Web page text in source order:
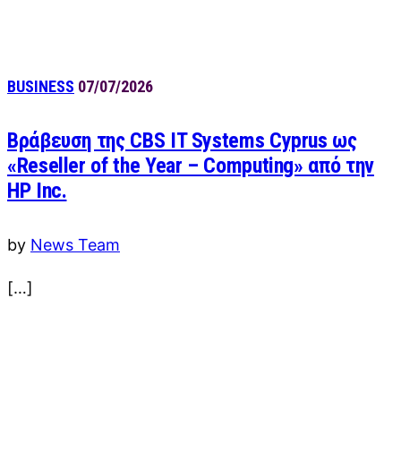
BUSINESS 07/07/2026
Βράβευση της CBS IT Systems Cyprus ως
«Reseller of the Year – Computing» από την
HP Inc.
by News Team
[…]